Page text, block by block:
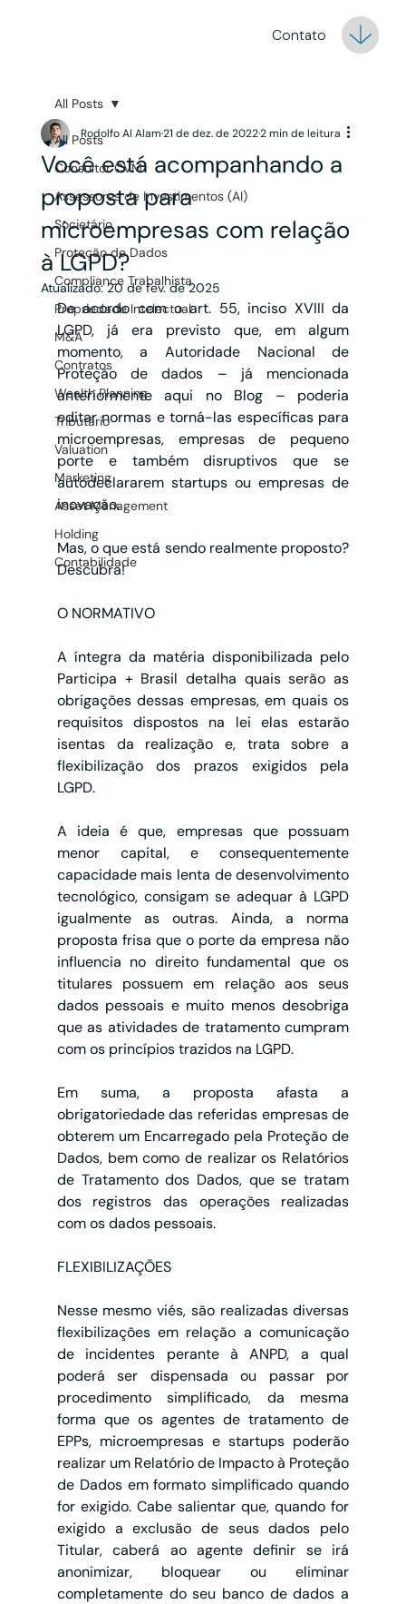
Contato
All Posts
Consultor CVM
Assessores de Investimentos (AI)
Societário
Proteção de Dados
Compliance Trabalhista
Propriedade Intelectual
M&A
Contratos
Wealth Planning
Tributário
Valuation
Marketing
Asset Management
Holding
Contabilidade
All Posts
Você está acompanhando a
proposta para
microempresas com relação
à LGPD?
Rodolfo Al Alam21 de dez. de 20222 min de leitura
Atualizado:20 de fev. de 2025
De acordo com o art. 55, inciso XVIII da
LGPD, já era previsto que, em algum
momento, a Autoridade Nacional de
Proteção de dados – já mencionada
anteriormente aqui no Blog – poderia
editar normas e torná-las específicas para
microempresas, empresas de pequeno
porte e também disruptivos que se
autodeclararem startups ou empresas de
inovação.
Mas, o que está sendo realmente proposto?
Descubra!
O NORMATIVO
A íntegra da matéria disponibilizada pelo
Participa + Brasil detalha quais serão as
obrigações dessas empresas, em quais os
requisitos dispostos na lei elas estarão
isentas da realização e, trata sobre a
flexibilização dos prazos exigidos pela
LGPD.
A ideia é que, empresas que possuam
menor capital, e consequentemente
capacidade mais lenta de desenvolvimento
tecnológico, consigam se adequar à LGPD
igualmente as outras. Ainda, a norma
proposta frisa que o porte da empresa não
influencia no direito fundamental que os
titulares possuem em relação aos seus
dados pessoais e muito menos desobriga
que as atividades de tratamento cumpram
com os princípios trazidos na LGPD.
Em suma, a proposta afasta a
obrigatoriedade das referidas empresas de
obterem um Encarregado pela Proteção de
Dados, bem como de realizar os Relatórios
de Tratamento dos Dados, que se tratam
dos registros das operações realizadas
com os dados pessoais.
FLEXIBILIZAÇÕES
Nesse mesmo viés, são realizadas diversas
flexibilizações em relação a comunicação
de incidentes perante à ANPD, a qual
poderá ser dispensada ou passar por
procedimento simplificado, da mesma
forma que os agentes de tratamento de
EPPs, microempresas e startups poderão
realizar um Relatório de Impacto à Proteção
de Dados em formato simplificado quando
for exigido. Cabe salientar que, quando for
exigido a exclusão de seus dados pelo
Titular, caberá ao agente definir se irá
anonimizar, bloquear ou eliminar
completamente do seu banco de dados a